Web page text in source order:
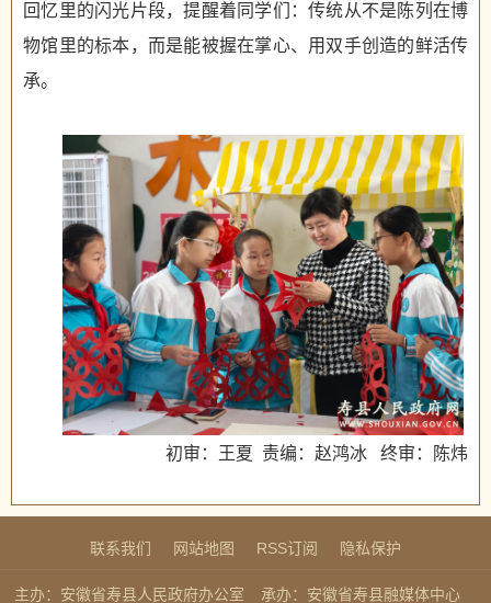
回忆里的闪光片段，提醒着同学们：传统从不是陈列在博
物馆里的标本，而是能被握在掌心、用双手创造的鲜活传
承。
初审：王夏 责编：赵鸿冰 终审：陈炜
联系我们 网站地图 RSS订阅 隐私保护
主办：安徽省寿县人民政府办公室 承办：安徽省寿县融媒体中心